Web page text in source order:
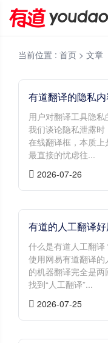
当前位置 : 首页 > 文章
有道翻译的隐私
用户对翻译工具隐
我们谈论隐私泄露
在线翻译框，本质上
最直接的忧虑往...
2026-07-26
有道的人工翻译好
什么是有道人工翻
使用网易有道翻译
的机器翻译完全是
找到“人工翻译”...
2026-07-25